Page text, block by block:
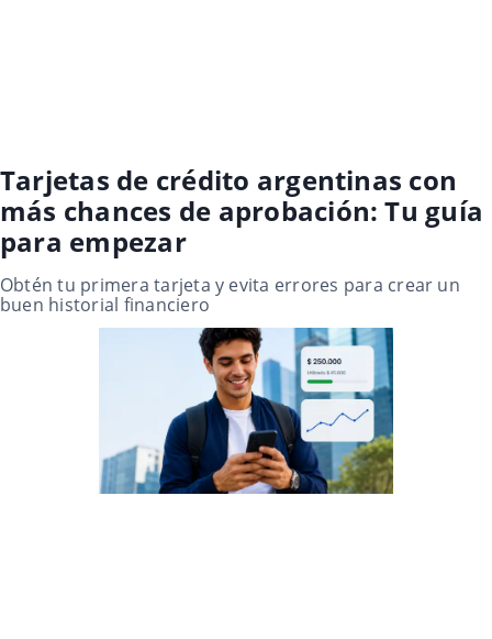
Tarjetas de crédito argentinas con
más chances de aprobación: Tu guía
para empezar
Obtén tu primera tarjeta y evita errores para crear un
buen historial financiero